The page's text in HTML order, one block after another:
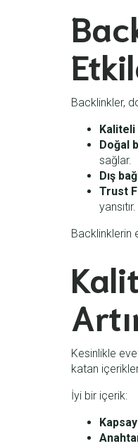
Backlinkler,
Doğal
sağlar.
Dış
Trust
yansıtır.
Backlinklerin
Kesinlikle
katan
İyi bir içerik: